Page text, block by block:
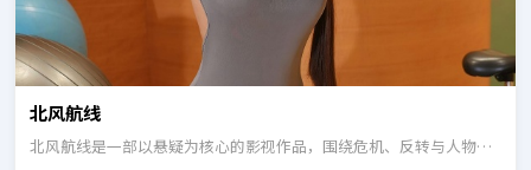
北风航线
北风航线是一部以悬疑为核心的影视作品，围绕危机、反转与人物成